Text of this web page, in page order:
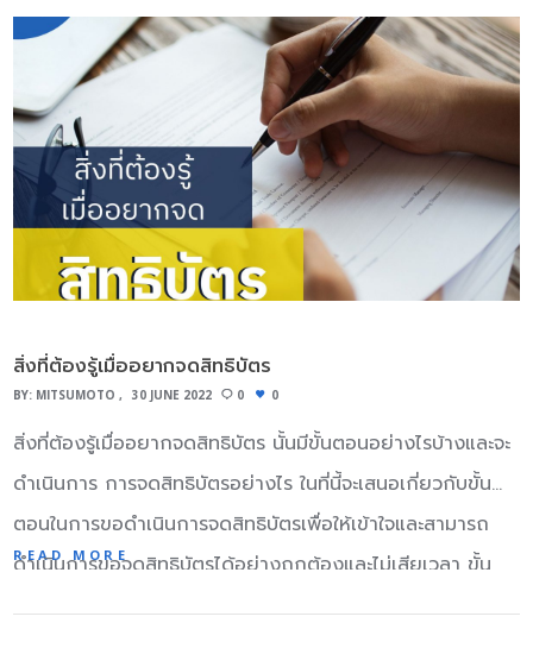
จะชอบท่าน เพราะเป็นธรรมชาติของมนุษย์ที่ชอบให้คนสรรเสริญ
ไม่ว่าต่อหน้าหรือลับหลัง กฎข้อที่ 7 จงหลีกเลี่ยงการโต้เถียง
เพราะถึงแม้จะเถียงชนะเขา แต่ก็ทำให้เสียมิตรภาพ กฎข้อที่ 8
จงแสดงความเคารพในความคิดเห็นของเขา อย่าบอกว่าเขาผิด
กฎข้อที่ 9 ถ้าเราผิด จงรับผิดทันที กฎข้อที่ 10 จงเริ่มต้นด้วย
การเป็นมิตร พูดจาไพเราะอ่อนหวาน ไม่นำเรื่องที่ขัดแย้งมา
กล่าวให้ขัดใจกัน กฎข้อที่ 11 จงทำให้พูดยอมรับว่า “ใช่ๆ”…
จากการนำวัสดุทางเคมี 2 ชนิดขึ้นไปมาประกอบกันจนได้
คุณสมบัติที่ดีขึ้น (เปลี่ยนเป็นวัสดุชิ้นใหม่ที่มีคุณสมบัติเชิงบวก
มากกว่าเดิม) ตัวอย่างเช่น เรซิ่น (Polyester Resin) ผสม โค
บอลท์ (Cobalt) และ ฮาร์ดเดนเนอร์ (Hardener) เปลี่ยนเรซิ่น
จากพลาสติกที่เป็นของเหลว ให้กลายเป็นของแข็งที่มีรูปร่าง
คงที่ หรือ นำใยแก้วมาผสาน เพื่อได้ชิ้นงานที่เป็นรูปทรงต่างๆ
สามารถสร้างชิ้นงานได้หลายหลายตามจินตนาการ ทั้งการทำ
แม่พิมพ์ และชิ้นงานขึ้นรูปต่างๆ วัสดุ คอมโพสิต งาน
ความแข็งแรงด้วยเส้นใยไฟเบอร์ (Fiber-reinforced Plastics,
ไปถึงการซ่อมแซมสิ่งของ โดยจะกล่าวดังนี้ เรซิ่น โพลีเอสเตอร์
กัน และ ฮาร์ดเดนเนอร์ (ตัวเร่ง มีสีใส มีกลิ่นฉุน ) เรซิ่นทน
สิ่งที่ต้องรู้เมื่ออยากจดสิทธิบัตร
BY: MITSUMOTO 30 JUNE 2022 0 0
สิ่งที่ต้องรู้เมื่ออยากจดสิทธิบัตร นั้นมีขั้นตอนอย่างไรบ้างและจะ
ดำเนินการ การจดสิทธิบัตรอย่างไร ในที่นี้จะเสนอเกี่ยวกับขั้น
ตอนในการขอดำเนินการจดสิทธิบัตรเพื่อให้เข้าใจและสามารถ
ดำเนินการขอจดสิทธิบัตรได้อย่างถูกต้องและไม่เสียเวลา ขั้น
READ MORE